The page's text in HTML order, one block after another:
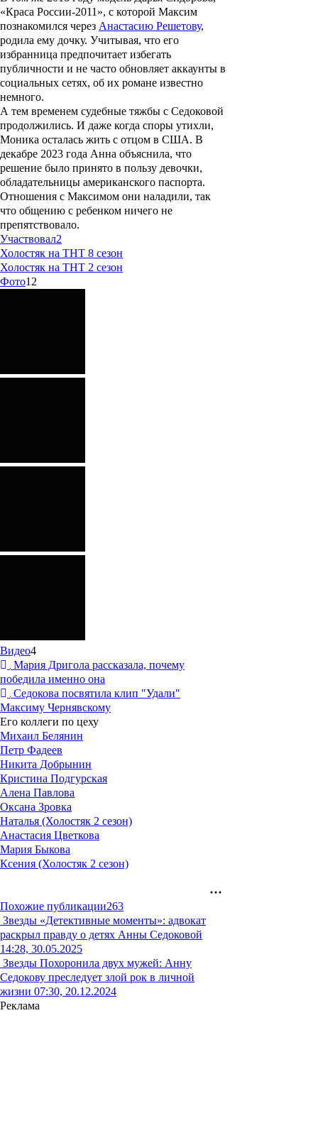
«Краса России-2011», с которой Максим
познакомился через Анастасию Решетову,
родила ему дочку. Учитывая, что его
избранница предпочитает избегать
публичности и не часто обновляет аккаунты в
социальных сетях, об их романе известно
немного.
А тем временем судебные тяжбы с Седоковой
продолжились. И даже когда споры утихли,
Моника осталась жить с отцом в США. В
декабре 2023 года Анна объяснила, что
решение было принято в пользу девочки,
обладательницы американского паспорта.
Отношения с Максимом они наладили, так
что общению с ребенком ничего не
препятствовало.
Участвовал2
Холостяк на ТНТ 8 сезон
Холостяк на ТНТ 2 сезон
Фото12
Видео4
Мария Дригола рассказала, почему
победила именно она
Седокова посвятила клип "Удали"
Максиму Чернявскому
Его коллеги по цеху
Михаил Белянин
Петр Фадеев
Никита Добрынин
Кристина Подгурская
Алена Павлова
Оксана Зровка
Наталья (Холостяк 2 сезон)
Анастасия Цветкова
Мария Быкова
Ксения (Холостяк 2 сезон)
Похожие публикации263
Звезды «Детективные моменты»: адвокат
раскрыл правду о детях Анны Седоковой
14:28, 30.05.2025
Звезды Похоронила двух мужей: Анну
Седокову преследует злой рок в личной
жизни 07:30, 20.12.2024
Реклама